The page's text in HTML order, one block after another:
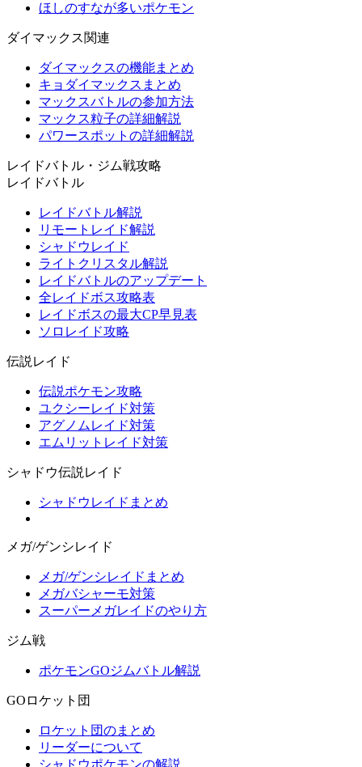
ほしのすなが多いポケモン
ダイマックス関連
ダイマックスの機能まとめ
キョダイマックスまとめ
マックスバトルの参加方法
マックス粒子の詳細解説
パワースポットの詳細解説
レイドバトル・ジム戦攻略
レイドバトル
レイドバトル解説
リモートレイド解説
シャドウレイド
ライトクリスタル解説
レイドバトルのアップデート
全レイドボス攻略表
レイドボスの最大CP早見表
ソロレイド攻略
伝説レイド
伝説ポケモン攻略
ユクシーレイド対策
アグノムレイド対策
エムリットレイド対策
シャドウ伝説レイド
シャドウレイドまとめ
メガ/ゲンシレイド
メガ/ゲンシレイドまとめ
メガバシャーモ対策
スーパーメガレイドのやり方
ジム戦
ポケモンGOジムバトル解説
GOロケット団
ロケット団のまとめ
リーダーについて
シャドウポケモンの解説